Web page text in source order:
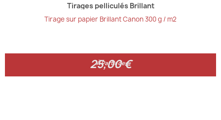
Tirages pelliculés Brillant
Tirage sur papier Brillant Canon 300 g / m2
À Partir de
25,00 €